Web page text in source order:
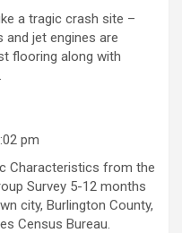
a tragic crash site –
jet engines are
flooring along with
pm
Characteristics from the
Survey 5-12 months
city, Burlington County,
Census Bureau.